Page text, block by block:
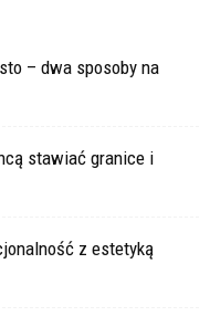
– dwa sposoby na
stawiać granice i
z estetyką